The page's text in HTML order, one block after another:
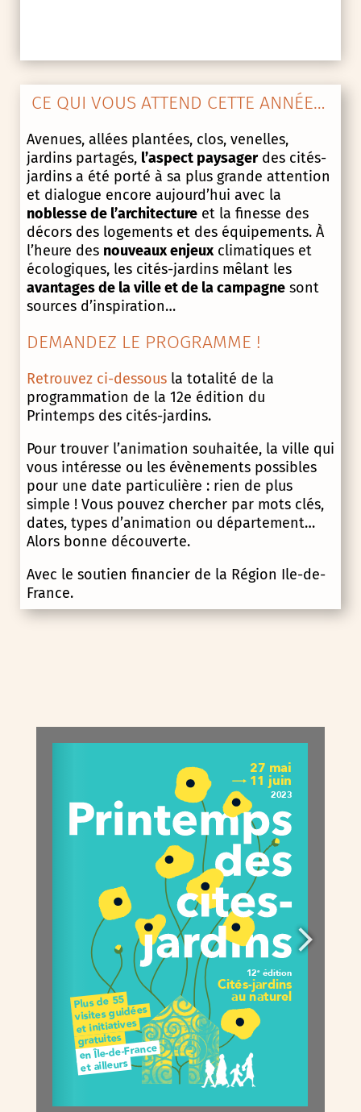
CE QUI VOUS ATTEND CETTE ANNÉE…
Avenues, allées plantées, clos, venelles,
jardins partagés, l’aspect paysagerdes cités-
jardins a été porté à sa plus grande attention
et dialogue encore aujourd’hui avec la
noblesse de l’architectureet la finesse des
décors des logements et des équipements. À
l’heure des nouveaux enjeuxclimatiques et
écologiques, les cités-jardins mêlant les
avantages de la ville et de la campagnesont
sources d’inspiration…
DEMANDEZ LE PROGRAMME !
Retrouvez ci-dessousla totalité de la
programmation de la 12e édition du
Printemps des cités-jardins.
Pour trouver l’animation souhaitée, la ville qui
vous intéresse ou les évènements possibles
pour une date particulière : rien de plus
simple ! Vous pouvez chercher par mots clés,
dates, types d’animation ou département…
Alors bonne découverte.
Avec le soutien financier de la Région Ile-de-
France.